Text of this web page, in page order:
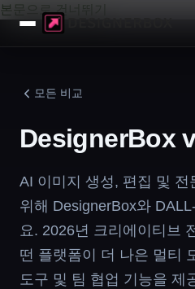
본문으로 건너뛰기
모든 비교
DesignerBox
AI 이미지 생성, 편집 및
위해 DesignerBox와
요. 2026년 크리에이티브
떤 플랫폼이 더 나은 멀티
도구 및 팀 협업 기능을 제